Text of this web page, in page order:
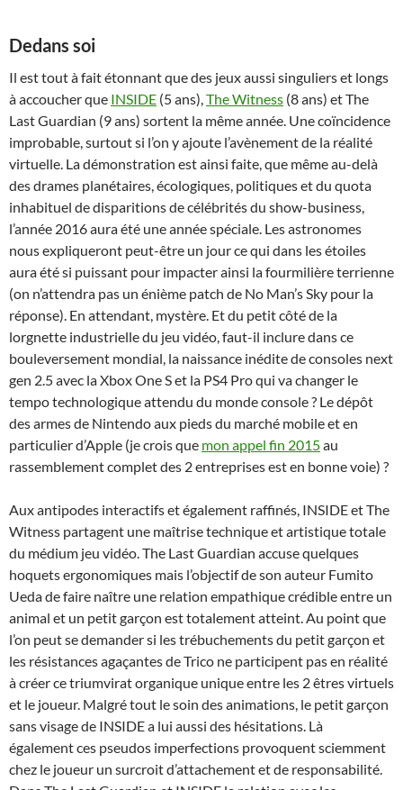
Dedans soi
Il est tout à fait étonnant que des jeux aussi singuliers et longs
à accoucher que INSIDE (5 ans),The Witness (8 ans) et The
Last Guardian (9 ans) sortent la même année. Une coïncidence
improbable, surtout si l’on y ajoute l’avènement de la réalité
virtuelle. La démonstration est ainsi faite, que même au-delà
des drames planétaires, écologiques, politiques et du quota
inhabituel de disparitions de célébrités du show-business,
l’année 2016 aura été une année spéciale. Les astronomes
nous expliqueront peut-être un jour ce qui dans les étoiles
aura été si puissant pour impacter ainsi la fourmilière terrienne
(on n’attendra pas un énième patch de No Man’s Sky pour la
réponse). En attendant, mystère. Et du petit côté de la
lorgnette industrielle du jeu vidéo, faut-il inclure dans ce
bouleversement mondial, la naissance inédite de consoles next
gen 2.5 avec la Xbox One S et la PS4 Pro qui va changer le
tempo technologique attendu du monde console ? Le dépôt
des armes de Nintendo aux pieds du marché mobile et en
particulier d’Apple (je crois que mon appel fin 2015au
rassemblement complet des 2 entreprises est en bonne voie) ?
Aux antipodes interactifs et également raffinés, INSIDE et The
Witness partagent une maîtrise technique et artistique totale
du médium jeu vidéo. The Last Guardian accuse quelques
hoquets ergonomiques mais l’objectif de son auteur Fumito
Ueda de faire naître une relation empathique crédible entre un
animal et un petit garçon est totalement atteint. Au point que
l’on peut se demander si les trébuchements du petit garçon et
les résistances agaçantes de Trico ne participent pas en réalité
à créer ce triumvirat organique unique entre les 2 êtres virtuels
et le joueur. Malgré tout le soin des animations, le petit garçon
sans visage de INSIDE a lui aussi des hésitations. Là
également ces pseudos imperfections provoquent sciemment
chez le joueur un surcroit d’attachement et de responsabilité.